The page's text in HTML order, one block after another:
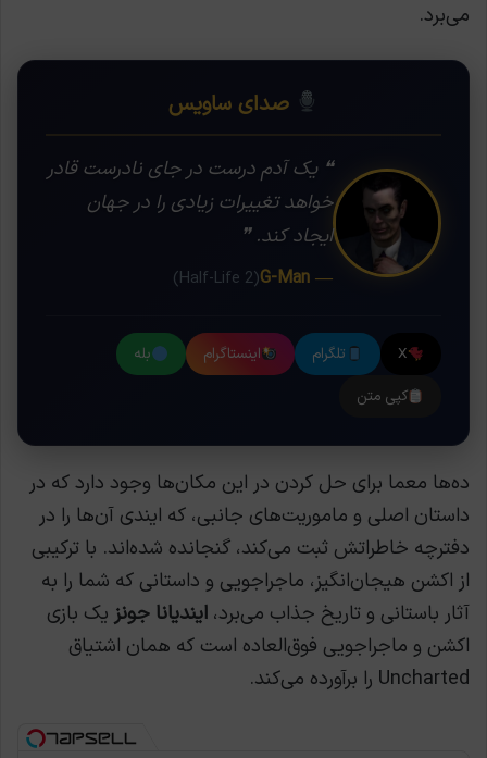
می‌برد.
صدای ساویس
❝ یک آدم درست در جای نادرست قادر
خواهد تغییرات زیادی را در جهان
ایجاد کند. ❞
— G-Man
(Half-Life 2)
X تلگرام اینستاگرام
بله
کپی متن
ده‌ها معما برای حل کردن در این مکان‌ها وجود دارد که در
داستان اصلی و ماموریت‌های جانبی، که ایندی آن‌ها را در
دفترچه خاطراتش ثبت می‌کند، گنجانده شده‌اند. با ترکیبی
از اکشن هیجان‌انگیز، ماجراجویی و داستانی که شما را به
آثار باستانی و تاریخ جذاب می‌برد، ایندیانا جونز یک بازی
اکشن و ماجراجویی فوق‌العاده است که همان اشتیاق
Uncharted را برآورده می‌کند.